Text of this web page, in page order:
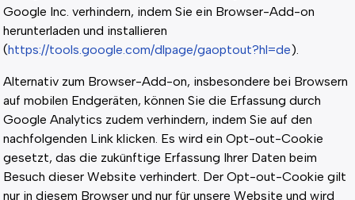
Google Inc. verhindern, indem Sie ein Browser-Add-on
herunterladen und installieren
(https://tools.google.com/dlpage/gaoptout?hl=de).
Alternativ zum Browser-Add-on, insbesondere bei Browsern
auf mobilen Endgeräten, können Sie die Erfassung durch
Google Analytics zudem verhindern, indem Sie auf den
nachfolgenden Link klicken. Es wird ein Opt-out-Cookie
gesetzt, das die zukünftige Erfassung Ihrer Daten beim
Besuch dieser Website verhindert. Der Opt-out-Cookie gilt
nur in diesem Browser und nur für unsere Website und wird